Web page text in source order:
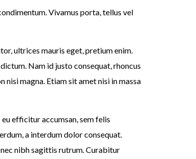
Vivamus porta, tellus vel
ultrices mauris eget, pretium enim.
Nam id justo consequat, rhoncus
magna. Etiam sit amet nisi in massa
efficitur accumsan, sem felis
a interdum dolor consequat.
nibh sagittis rutrum. Curabitur